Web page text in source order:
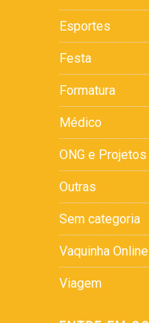
Esportes
Festa
Formatura
Médico
ONG e
Outras
Sem categoria
Vaquinha Online
Viagem